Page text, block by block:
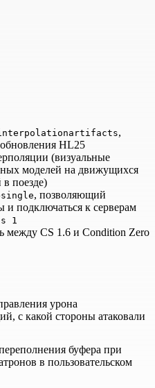
,
HL25
(визуальные
моделей на движущихся
поезде)
, позволяющий
и подключаться к серверам
1
между CS 1.6 и Condition Zero
урона
с какой стороны атаковали
буфера при
в пользовательском